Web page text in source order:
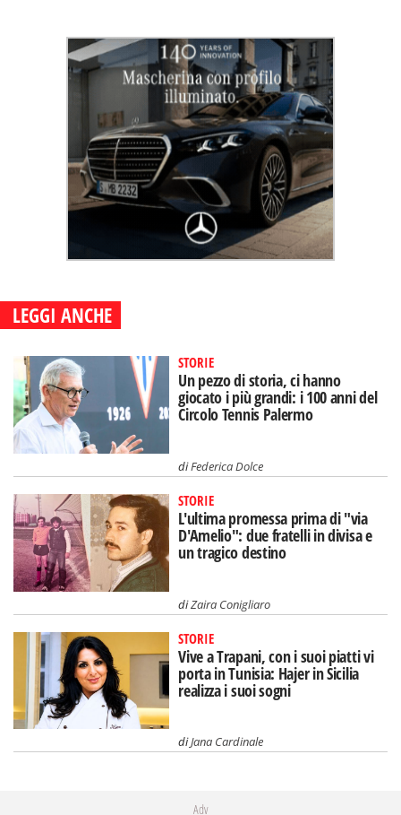
LEGGI ANCHE
STORIE
Un pezzo di storia, ci hanno
giocato i più grandi: i 100 anni del
Circolo Tennis Palermo
diFederica Dolce
STORIE
L'ultima promessa prima di "via
D'Amelio": due fratelli in divisa e
un tragico destino
diZaira Conigliaro
STORIE
Vive a Trapani, con i suoi piatti vi
porta in Tunisia: Hajer in Sicilia
realizza i suoi sogni
diJana Cardinale
Adv